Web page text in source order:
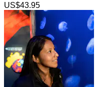
US$43.95